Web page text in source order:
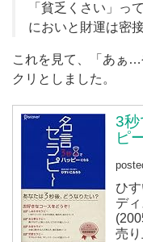
「貧乏くさい」っ
においと財運は密
これを見て、「あぁ
クリとしました。
3秒
ピ
ひ
デ
売